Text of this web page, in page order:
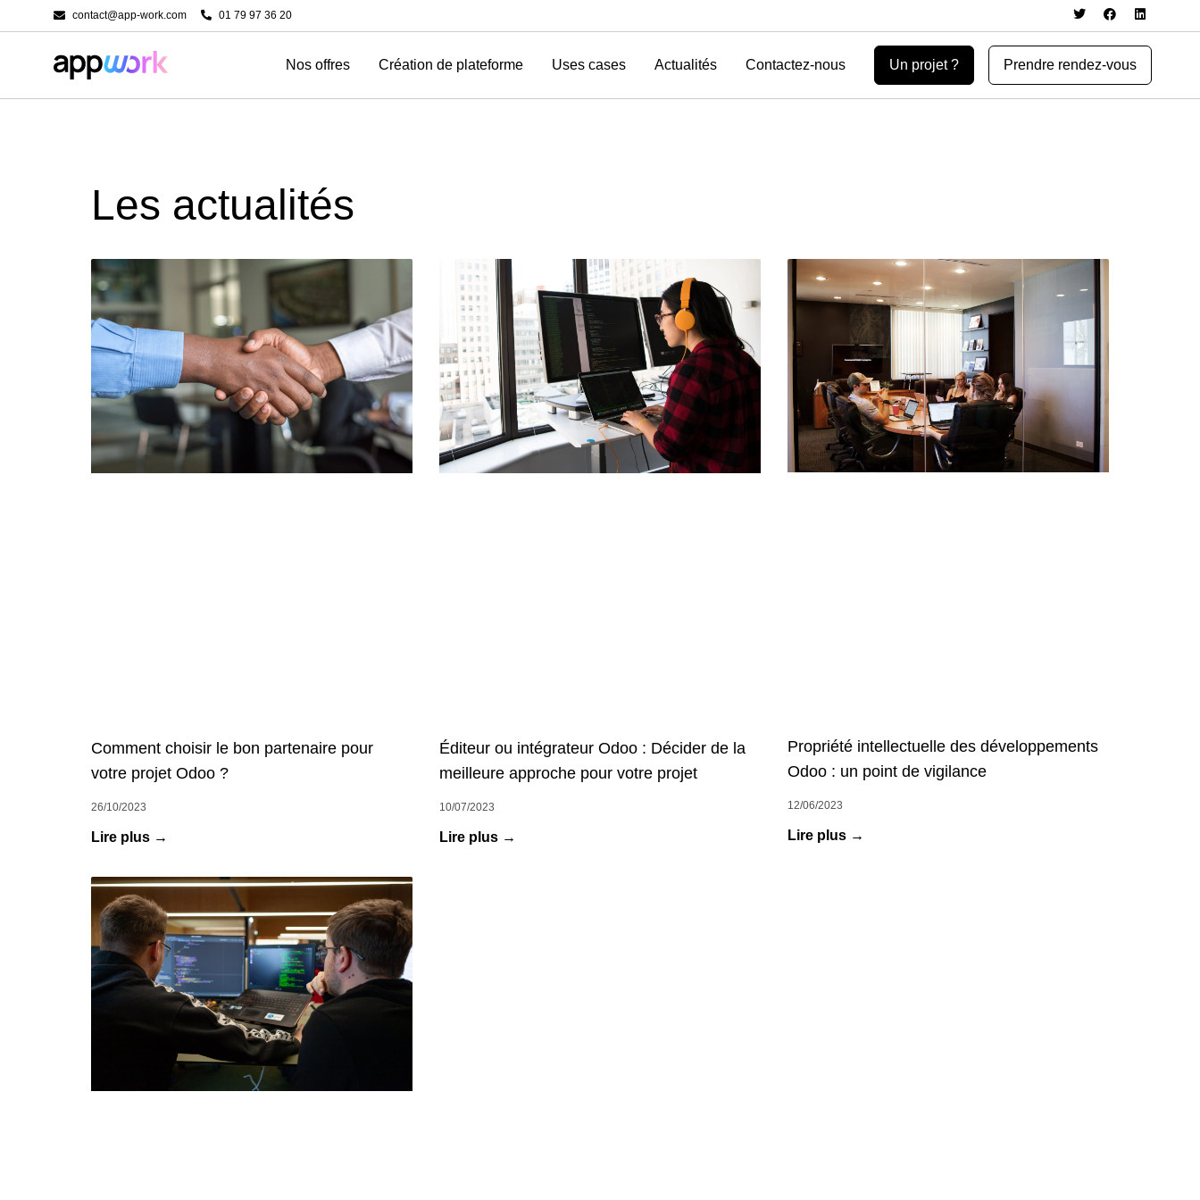
contact@app-work.com 01 79 97 36 20
Nos offres Création de plateforme Uses cases Actualités Contactez-nous Un projet ? Prendre rendez-vous
Les actualités
Comment choisir le bon partenaire pour
votre projet Odoo ?
26/10/2023
Lire plus →
Éditeur ou intégrateur Odoo : Décider de la
meilleure approche pour votre projet
10/07/2023
Lire plus →
Propriété intellectuelle des développements
Odoo : un point de vigilance
12/06/2023
Lire plus →